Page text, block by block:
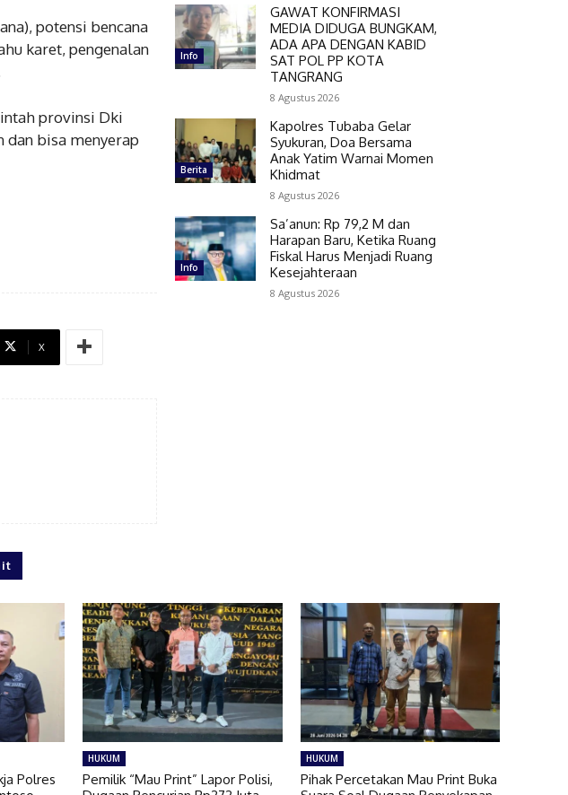
potensi bencana
karet, pengenalan
provinsi Dki
dan bisa menyerap
X
Info
GAWAT KONFIRMASI
MEDIA DIDUGA BUNGKAM,
ADA APA DENGAN KABID
SAT POL PP KOTA
TANGRANG
8 Agustus 2026
Berita
Kapolres Tubaba Gelar
Syukuran, Doa Bersama
Anak Yatim Warnai Momen
Khidmat
8 Agustus 2026
Info
Sa’anun: Rp 79,2 M dan
Harapan Baru, Ketika Ruang
Fiskal Harus Menjadi Ruang
Kesejahteraan
8 Agustus 2026
Polres
HUKUM
Pemilik “Mau Print” Lapor Polisi,
HUKUM
Pihak Percetakan Mau Print Buka